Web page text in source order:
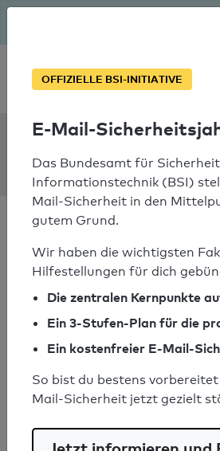
Soforthilfe bei Notfällen
gaefgen.de
SPF-Check
Ihr SPF-
Syntaxprüfung: 0 Fehler
E-Mail-Spoofingschutz:
OFFIZIELLE BSI-INITIATIVE
E-Mail-
Das Bundesamt für
Informationstechnik (BSI)
Mail-Sicherheit in den
gutem Grund.
Wir haben die wichtigsten
Hilfestellungen für dich
Die zentralen Kernpunkte
Ein 3-Stufen-Plan für die
Ein kostenfreier E-Mail-
So bist du bestens
Mail-Sicherheit jetzt gezielt